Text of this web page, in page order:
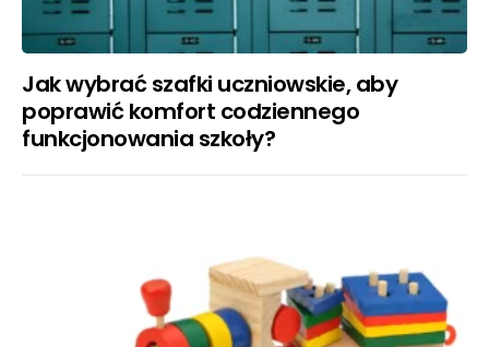
Jak wybrać szafki uczniowskie, aby
poprawić komfort codziennego
funkcjonowania szkoły?